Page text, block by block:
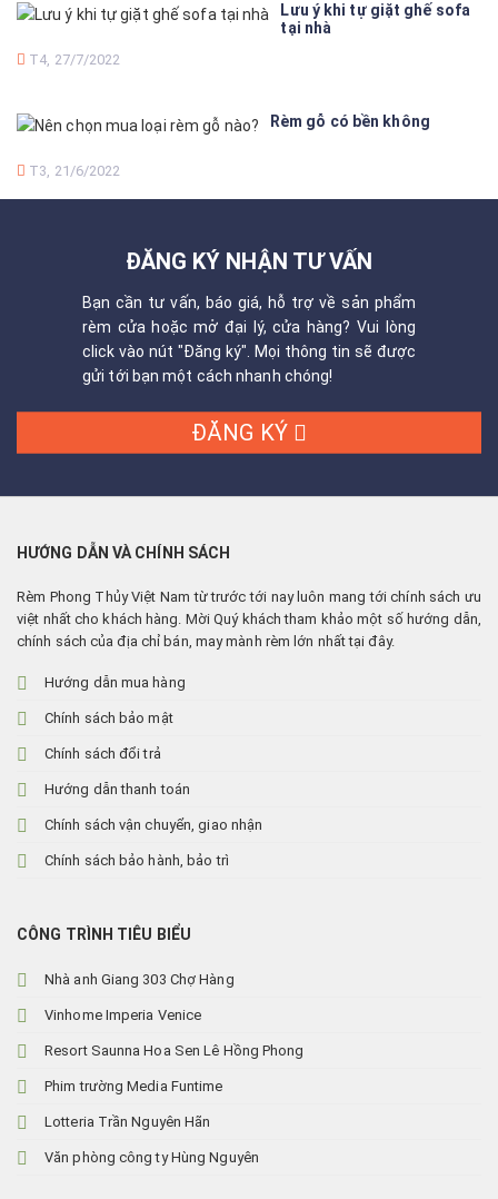
Lưu ý khi tự giặt ghế sofa
tại nhà
T4, 27/7/2022
Rèm gỗ có bền không
T3, 21/6/2022
ĐĂNG KÝ NHẬN TƯ VẤN
Bạn cần tư vấn, báo giá, hỗ trợ về sản phẩm
rèm cửa hoặc mở đại lý, cửa hàng? Vui lòng
click vào nút "Đăng ký". Mọi thông tin sẽ được
gửi tới bạn một cách nhanh chóng!
ĐĂNG KÝ
HƯỚNG DẪN VÀ CHÍNH SÁCH
Rèm Phong Thủy Việt Nam từ trước tới nay luôn mang tới chính sách ưu
việt nhất cho khách hàng. Mời Quý khách tham khảo một số hướng dẫn,
chính sách của địa chỉ bán, may mành rèm lớn nhất tại đây.
Hướng dẫn mua hàng
Chính sách bảo mật
Chính sách đổi trả
Hướng dẫn thanh toán
Chính sách vận chuyển, giao nhận
Chính sách bảo hành, bảo trì
CÔNG TRÌNH TIÊU BIỂU
Nhà anh Giang 303 Chợ Hàng
Vinhome Imperia Venice
Resort Saunna Hoa Sen Lê Hồng Phong
Phim trường Media Funtime
Lotteria Trần Nguyên Hãn
Văn phòng công ty Hùng Nguyên